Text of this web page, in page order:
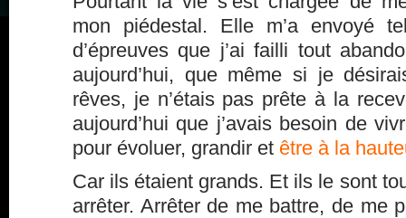
mon piédestal. Elle m’a envoyé
d’épreuves que j’ai failli tout
aujourd’hui, que même si je
rêves, je n’étais pas prête à la
aujourd’hui que j’avais besoin de
pour évoluer, grandir et être à la
Car ils étaient grands. Et ils le sont
arrêter. Arrêter de me battre, de me